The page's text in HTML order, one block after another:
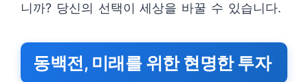
니까? 당신의 선택이 세상을 바꿀 수 있습니다.
동백전, 미래를 위한 현명한 투자